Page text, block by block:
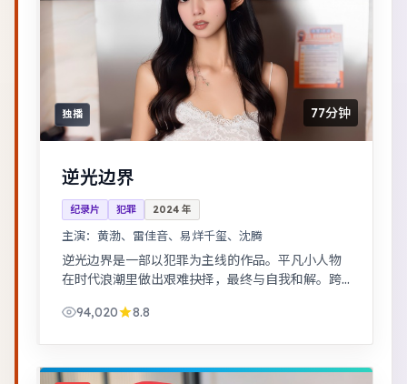
独播 77分钟
逆光边界
纪录片 犯罪 2024 年
主演： 黄渤、雷佳音、易烊千玺、沈腾
逆光边界是一部以犯罪为主线的作品。平凡小人物
在时代浪潮里做出艰难抉择，最终与自我和解。跨
节。94,020 8.8